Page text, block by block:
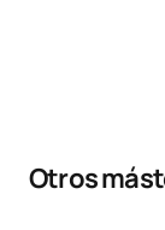
Otros